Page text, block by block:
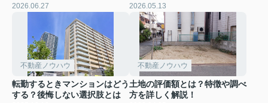
2026.06.27 2026.05.13
不動産ノウハウ
転勤するときマンションはどう
する？後悔しない選択肢とは
不動産ノウハウ
土地の評価額とは？特徴や調べ
方を詳しく解説！